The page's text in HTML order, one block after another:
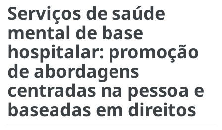
Serviços de saúde
mental de base
hospitalar: promoção
de abordagens
centradas na pessoa e
baseadas em direitos